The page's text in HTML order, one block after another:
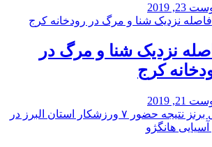
23, 2019
نزدیک شنا و مرگ در
کرج
21, 2019